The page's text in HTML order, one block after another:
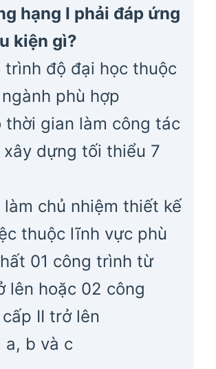
hạng I phải đáp ứng
kiện gì?
trình độ đại học thuộc
phù hợp
thời gian làm công tác
dựng tối thiểu 7
chủ nhiệm thiết kế
thuộc lĩnh vực phù
01 công trình từ
lên hoặc 02 công
II trở lên
a, b và c